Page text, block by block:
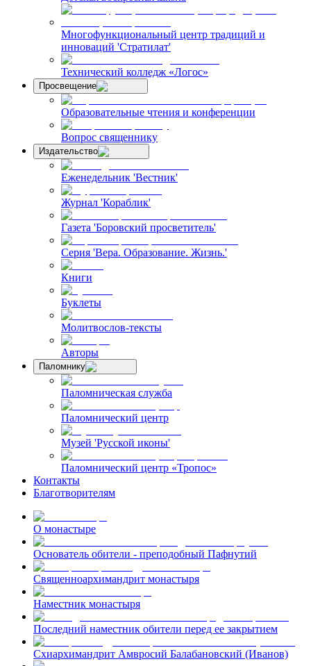
Многофункциональный центр традиций и
инноваций 'Стратилат'
Технический колледж «Логос»
Просвещение
Образовательные чтения и конференции
Вопрос священнику
Издательство
Еженедельник 'Вестник'
Журнал 'Кораблик'
Газета 'Боровский просветитель'
Серия 'Вера. Образование. Жизнь.'
Книги
Буклеты
Молитвослов-тексты
Авторы
Паломнику
Паломническая служба
Паломнический центр
Музей 'Русской иконы'
Паломнический центр «Тропос»
Контакты
Благотворителям
О монастыре
Основатель обители - преподобный Пафнутий
Священноархимандрит монастыря
Наместник монастыря
Последний наместник обители перед ее закрытием
Схиархимандрит Амвросий Балабановский (Иванов)